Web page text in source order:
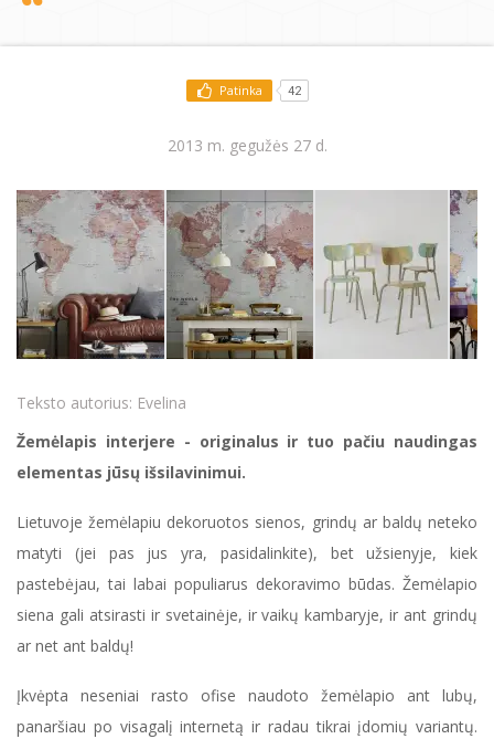
Patinka 42
2013 m. gegužės 27 d.
Teksto autorius: Evelina
Žemėlapis interjere - originalus ir tuo pačiu naudingas
elementas jūsų išsilavinimui.
Lietuvoje žemėlapiu dekoruotos sienos, grindų ar baldų neteko
matyti (jei pas jus yra, pasidalinkite), bet užsienyje, kiek
pastebėjau, tai labai populiarus dekoravimo būdas. Žemėlapio
siena gali atsirasti ir svetainėje, ir vaikų kambaryje, ir ant grindų
ar net ant baldų!
Įkvėpta neseniai rasto ofise naudoto žemėlapio ant lubų,
panaršiau po visagalį internetą ir radau tikrai įdomių variantų.